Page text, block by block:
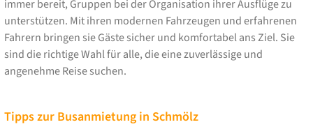
immer bereit, Gruppen bei der Organisation ihrer Ausflüge zu
unterstützen. Mit ihren modernen Fahrzeugen und erfahrenen
Fahrern bringen sie Gäste sicher und komfortabel ans Ziel. Sie
sind die richtige Wahl für alle, die eine zuverlässige und
angenehme Reise suchen.
Tipps zur Busanmietung in Schmölz